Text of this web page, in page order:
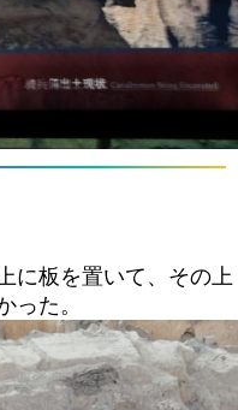
に板を置いて、その上
った。